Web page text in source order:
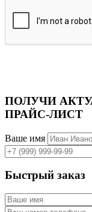
ПОЛУЧИ
ПРАЙС-ЛИСТ
Ваше имя
Быстрый заказ